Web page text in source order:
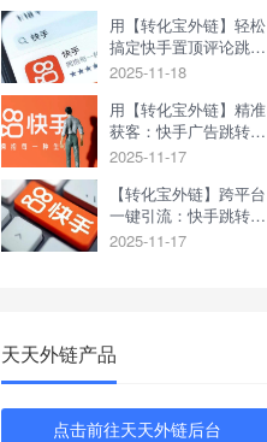
用【转化宝外链】轻松
搞定快手置顶评论跳转
企业微信获客助手
2025-11-18
用【转化宝外链】精准
获客：快手广告跳转企
业微信获客助手
2025-11-17
【转化宝外链】跨平台
一键引流：快手跳转企
业微信获客助手
2025-11-17
天天外链产品
点击前往天天外链后台